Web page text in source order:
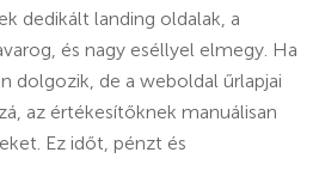
dedikált landing oldalak, a
és nagy eséllyel elmegy. Ha
dolgozik, de a weboldal űrlapjai
az értékesítőknek manuálisan
Ez időt, pénzt és